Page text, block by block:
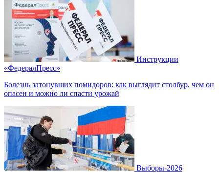
Инструкции
«ФедералПресс»
Болезнь затонувших помидоров: как выглядит столбур, чем он
опасен и можно ли спасти урожай
Выборы-2026